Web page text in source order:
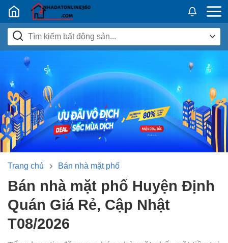
Nhadatban24h.vn
Trang chủ Bán nhà mặt phố
Bán nhà mặt phố Huyện Định
Quán Giá Rẻ, Cập Nhật
T08/2026